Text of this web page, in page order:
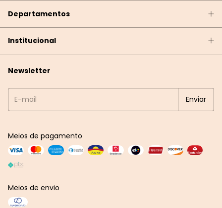
Departamentos
Institucional
Newsletter
Meios de pagamento
Meios de envio